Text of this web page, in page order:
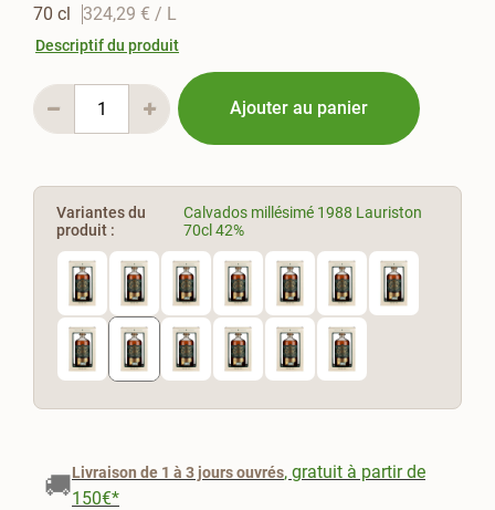
70 cl 324,29 € / L
Descriptif du produit
Ajouter au panier
Variantes du
produit :
Calvados millésimé 1988 Lauriston
70cl 42%
🚚Livraison de 1 à 3 jours ouvrés, gratuit à partir de
150€*